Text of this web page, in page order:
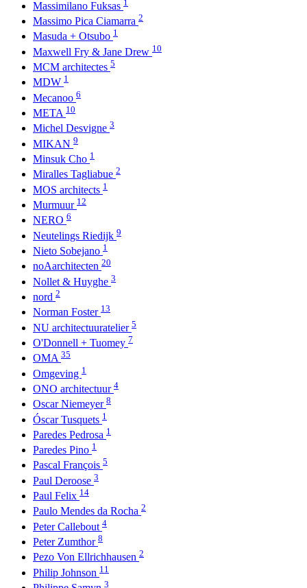
Massimilano Fuksas
Massimo Pica Ciamarra 2
Masuda + Otsubo 1
Maxwell Fry & Jane Drew 10
MCM architectes 5
MDW 1
Mecanoo 6
META 10
Michel Desvigne 3
MIKAN 9
Minsuk Cho 1
Miralles Tagliabue 2
MOS architects 1
Murmuur 12
NERO 6
Neutelings Riedijk 9
Nieto Sobejano 1
noAarchitecten 20
Nollet & Huyghe 3
nord 2
Norman Foster 13
NU architectuuratelier 5
O'Donnell + Tuomey 7
OMA 35
Omgeving 1
ONO architectuur 4
Oscar Niemeyer 8
Óscar Tusquets 1
Paredes Pedrosa 1
Paredes Pino 1
Pascal François 5
Paul Deroose 3
Paul Felix 14
Paulo Mendes da Rocha 2
Peter Callebout 4
Peter Zumthor 8
Pezo Von Ellrichhausen 2
Philip Johnson 11
3